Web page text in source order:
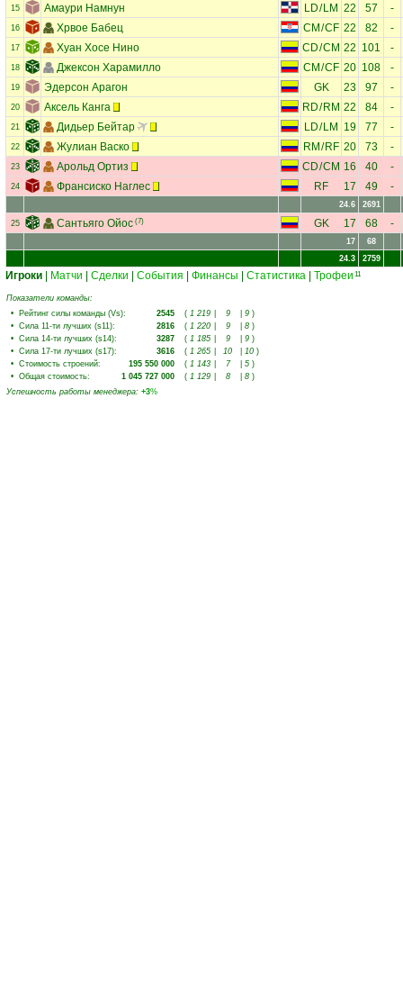
15 Амаури Намнун LD/ LM 22 57 -
16 Хрвое Бабец CM /CF 22 82 -
17 Хуан Хосе Нино CD/CM 22 101 -
18 Джексон Харамилло CM /CF 20 108 -
19 Эдерсон Арагон GK 23 97 -
20 Аксель Канга RD/ RM 22 84 -
21 Дидьер Бейтар LD/ LM 19 77 -
22 Жулиан Васко RM / RF 20 73 -
23 Арольд Ортиз CD/CM 16 40 -
24 Франсиско Наглес RF 17 49 -
24.6 2691
25 Сантьяго Ойос (7) GK 17 68 -
17
68
24.3
2759
Игроки Матчи Сделки События Финансы Статистика Трофеи 11
Показатели команды:
• Рейтинг силы команды (Vs): 2545 ( 1 219 9 9 )
• Сила 11-ти лучших (s11): 2816 ( 1 220 9 8 )
• Сила 14-ти лучших (s14): 3287 ( 1 185 9 9 )
• Сила 17-ти лучших (s17): 3616 ( 1 265 10 10 )
• Стоимость строений: 195 550 000 ( 1 143 7 5 )
• Общая стоимость: 1 045 727 000 ( 1 129 8 8 )
Успешность работы менеджера: +3%